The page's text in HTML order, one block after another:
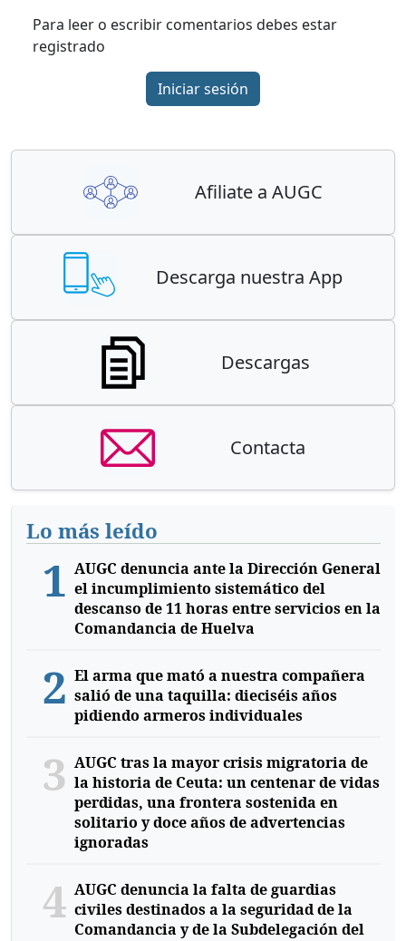
Para leer o escribir comentarios debes estar
registrado
Iniciar sesión
Afiliate a AUGC
Descarga nuestra App
Descargas
Contacta
Lo más leído
1 AUGC denuncia ante la Dirección General
el incumplimiento sistemático del
descanso de 11 horas entre servicios en la
Comandancia de Huelva
2 El arma que mató a nuestra compañera
salió de una taquilla: dieciséis años
pidiendo armeros individuales
3 AUGC tras la mayor crisis migratoria de
la historia de Ceuta: un centenar de vidas
perdidas, una frontera sostenida en
solitario y doce años de advertencias
ignoradas
4 AUGC denuncia la falta de guardias
civiles destinados a la seguridad de la
Comandancia y de la Subdelegación del